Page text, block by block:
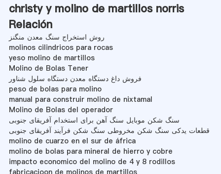
christy y molino de martillos norris
Relación
روش استخراج سنگ معدن منگنز
molinos cilindricos para rocas
yeso molino de martillos
Molino de Bolas Tener
فروش داغ دستگاه معدن دستگاه سلول شناور
peso de bolas para molino
manual para construir molino de nixtamal
Molino de Bolas del operador
سنگ شکن موبایل سنگ آهن برای استخدام آفریقای جنوبی
قطعات یدکی سنگ شکن مخروطی سنگ شکن فرآیند آفریقای جنوبی
molino de cuarzo en el sur de áfrica
molino de bolas para mineral de hierro y cobre
impacto economico del molino de 4 y 8 rodillos
fabricacioon de molinos de martillos